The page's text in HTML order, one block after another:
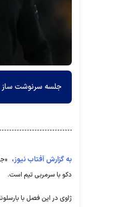
جلسه سرنوشت ساز در
به گزارش آفتاب نیوز،
دکو با سرمربی تیم است.
ژاوی در این فصل با